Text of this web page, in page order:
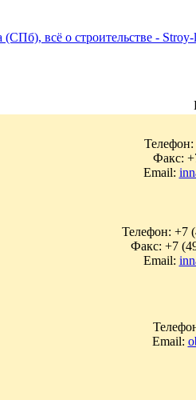
всё о строительстве -
Телефон:
Факс:
Email:
Телефон: +7
Факс: +7
Email:
Email: